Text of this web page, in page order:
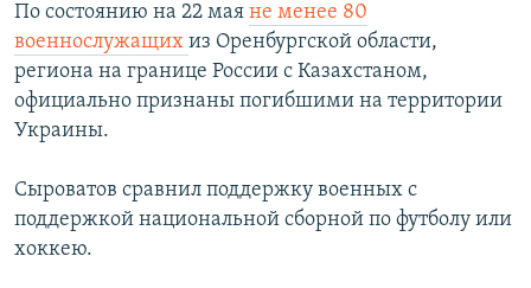
По состоянию на 22 мая не менее 80
военнослужащих из Оренбургской области,
региона на границе России с Казахстаном,
официально признаны погибшими на территории
Украины.
Сыроватов сравнил поддержку военных с
поддержкой национальной сборной по футболу или
хоккею.